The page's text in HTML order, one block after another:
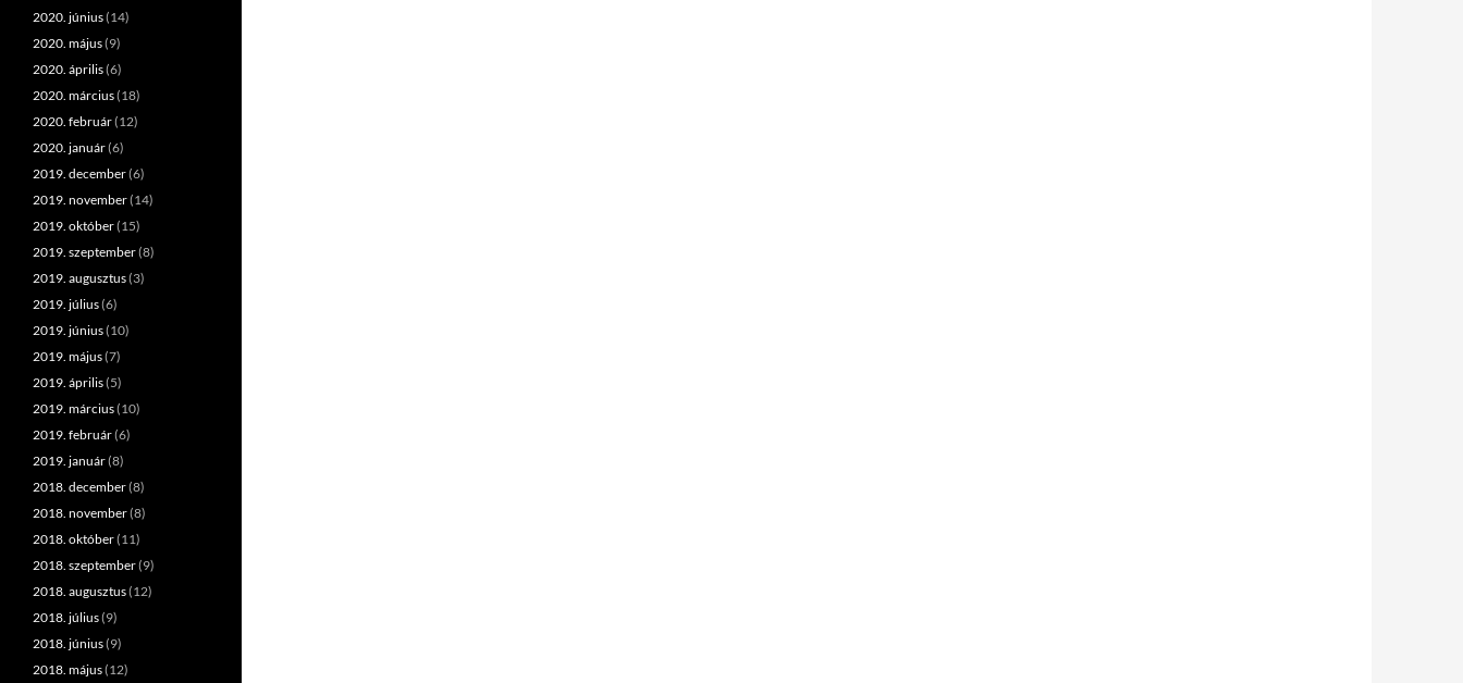
2020. június(14)
2020. május(9)
2020. április(6)
2020. március(18)
2020. február(12)
2020. január(6)
2019. december(6)
2019. november(14)
2019. október(15)
2019. szeptember(8)
2019. augusztus(3)
2019. július(6)
2019. június(10)
2019. május(7)
2019. április(5)
2019. március(10)
2019. február(6)
2019. január(8)
2018. december(8)
2018. november(8)
2018. október(11)
2018. szeptember(9)
2018. augusztus(12)
2018. július(9)
2018. június(9)
2018. május(12)